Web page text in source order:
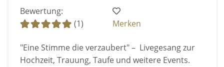
Bewertung:
(1)
Merken
"Eine Stimme die verzaubert" – Livegesang zur
Hochzeit, Trauung, Taufe und weitere Events.